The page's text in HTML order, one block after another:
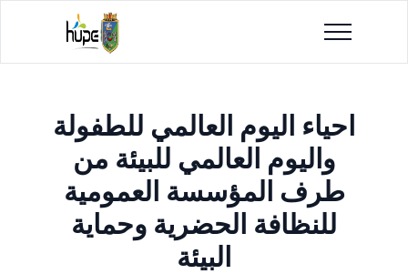
احياء اليوم العالمي للطفولة
واليوم العالمي للبيئة من
طرف المؤسسة العمومية
للنظافة الحضرية وحماية
البيئة